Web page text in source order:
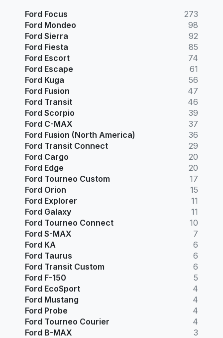
Ford Focus
273
Ford Mondeo
98
Ford Sierra
92
Ford Fiesta
85
Ford Escort
74
Ford Escape
61
Ford Kuga
56
Ford Fusion
47
Ford Transit
46
Ford Scorpio
39
Ford C-MAX
37
Ford Fusion (North America)
36
Ford Transit Connect
29
Ford Cargo
20
Ford Edge
20
Ford Tourneo Custom
17
Ford Orion
15
Ford Explorer
11
Ford Galaxy
11
Ford Tourneo Connect
10
Ford S-MAX
7
Ford KA
6
Ford Taurus
6
Ford Transit Custom
6
Ford F-150
5
Ford EcoSport
4
Ford Mustang
4
Ford Probe
4
Ford Tourneo Courier
4
Ford B-MAX
3